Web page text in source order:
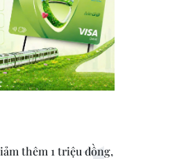
thêm 1 triệu đồng,